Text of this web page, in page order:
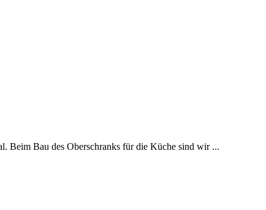
Beim Bau des Oberschranks für die Küche sind wir ...